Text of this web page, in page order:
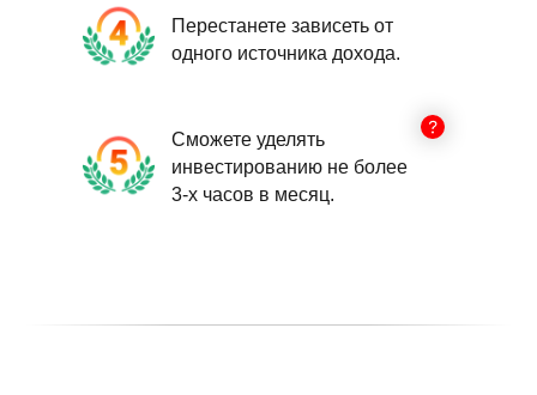
Перестанете зависеть от
одного источника дохода.
Сможете уделять
инвестированию не более
3-х часов в месяц.